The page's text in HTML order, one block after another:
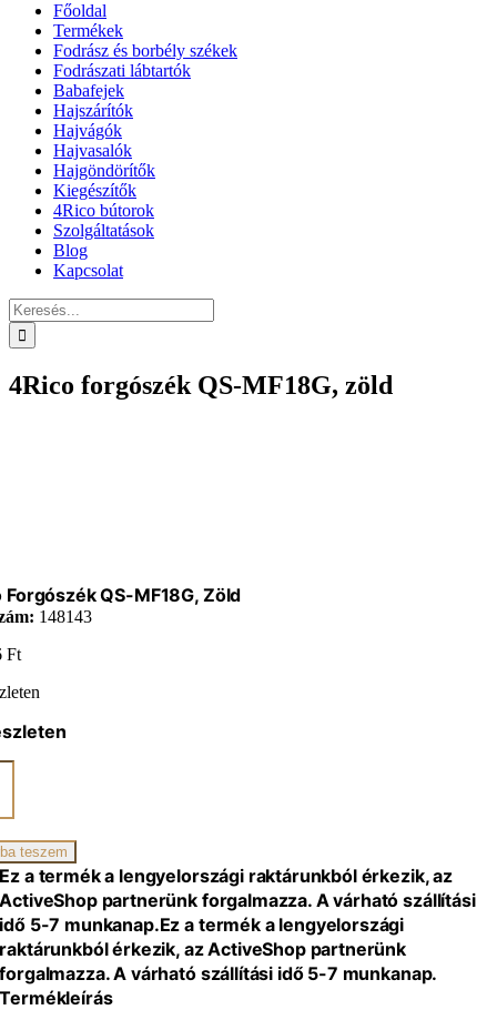
Főoldal
Termékek
Fodrász és borbély székek
Fodrászati lábtartók
Babafejek
Hajszárítók
Hajvágók
Hajvasalók
Hajgöndörítők
Kiegészítők
4Rico bútorok
Szolgáltatások
Blog
Kapcsolat
Keresés...
4Rico forgószék QS-MF18G, zöld
Forgószék QS-MF18G, Zöld
148143
Ft
teszem
Ez a termék a lengyelországi raktárunkból érkezik, az
ActiveShop partnerünk forgalmazza. A várható szállítási
idő 5-7 munkanap.Ez a termék a lengyelországi
raktárunkból érkezik, az ActiveShop partnerünk
forgalmazza. A várható szállítási idő 5-7 munkanap.
Termékleírás